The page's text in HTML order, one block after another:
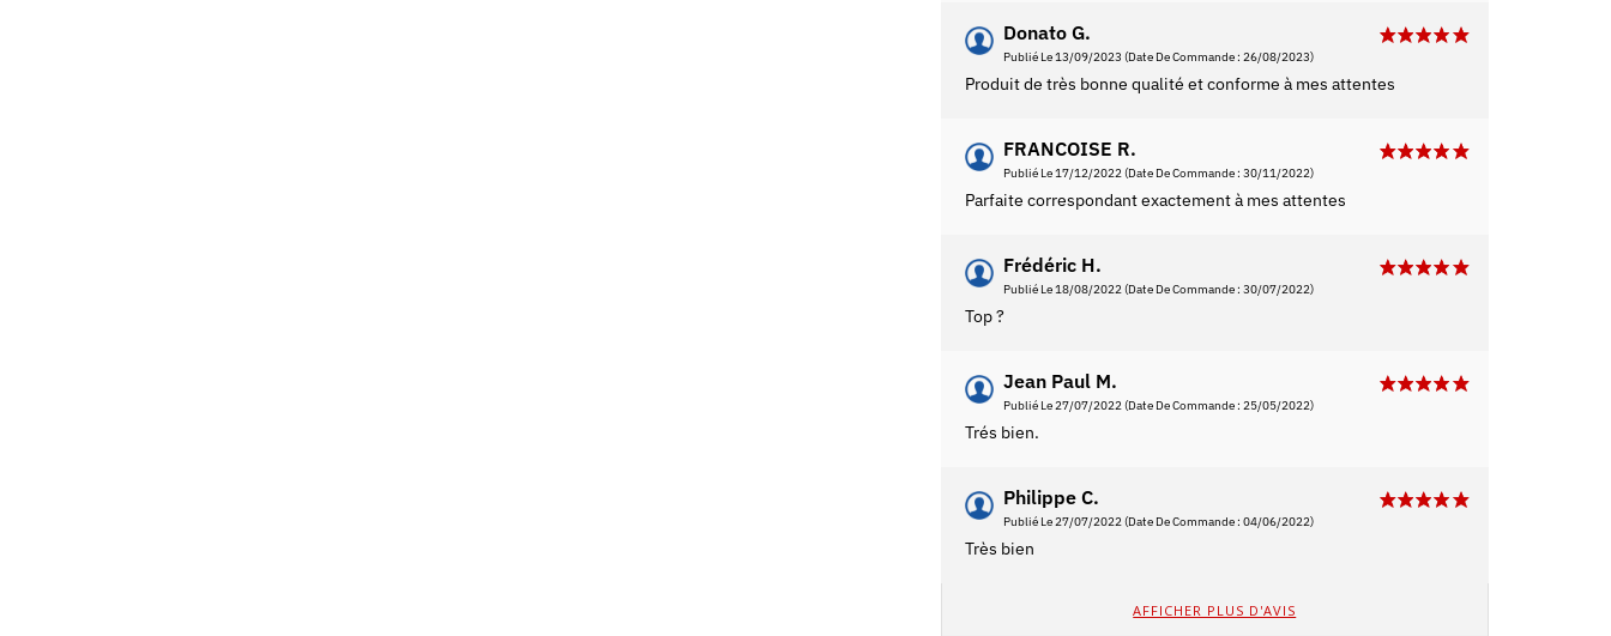
Donato G.
Publié Le 13/09/2023 (Date De Commande : 26/08/2023)
Produit de très bonne qualité et conforme à mes attentes
FRANCOISE R.
Publié Le 17/12/2022(Date De Commande : 30/11/2022)
Parfaite correspondant exactement à mes attentes
Frédéric H.
Publié Le 18/08/2022(Date De Commande : 30/07/2022)
Top ?
Jean Paul M.
Publié Le 27/07/2022(Date De Commande : 25/05/2022)
Trés bien.
Philippe C.
Publié Le 27/07/2022(Date De Commande : 04/06/2022)
Très bien
AFFICHER PLUS D'AVIS